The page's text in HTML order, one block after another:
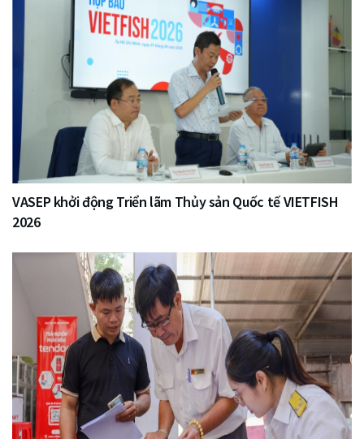
VASEP khởi động Triển lãm Thủy sản Quốc tế VIETFISH
2026